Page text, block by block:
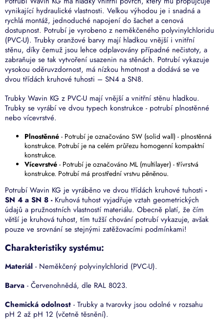
vynikající hydraulické vlastnosti. Velkou výhodou je i snadná a
rychlá montáž, jednoduché napojení do šachet a cenová
dostupnost. Potrubí je vyrobeno z neměkčeného polyvinylchloridu
(PVC-U). Trubky oranžové barvy mají hladkou vnější i vnitřní
stěnu, díky čemuž jsou lehce odplavovány případné nečistoty, a
zabraňuje se tak vytvoření usazenin na stěnách. Potrubí vykazuje
vysokou oděruvzdornost, má nízkou hmotnost a dodává se ve
dvou třídách kruhové tuhosti – SN4 a SN8.
Trubky Wavin KG z PVC-U mají vnější a vnitřní stěnu hladkou.
Trubky se vyrábí ve dvou typech konstrukce - potrubí plnostěnné
nebo vícevrstvé.
Plnostěnné - Potrubí je označováno SW (solid wall) - plnostěnná
konstrukce. Potrubí je na celém průřezu homogenní kompaktní
konstrukce.
Vícevrstvé - Potrubí je označováno ML (multilayer) - třívrstvá
konstrukce. Potrubí má prostřední vrstvu pěněnou.
Potrubí Wavin KG je vyráběno ve dvou třídách kruhové tuhosti -
SN 4 a SN 8 - Kruhová tuhost vyjadřuje vztah geometrických
údajů a pružnostních vlastností materiálu. Obecně platí, že čím
větší je kruhová tuhost, tím tužší chování potrubí vykazuje, avšak
pouze ve srovnání se stejnými zatěžovacími podmínkami!
Charakteristiky systému:
Materiál - Neměkčený polyvinylchlorid (PVC-U).
Barva - Červenohnědá, dle RAL 8023.
Chemická odolnost - Trubky a tvarovky jsou odolné v rozsahu
pH 2 až pH 12 (včetně těsnění).